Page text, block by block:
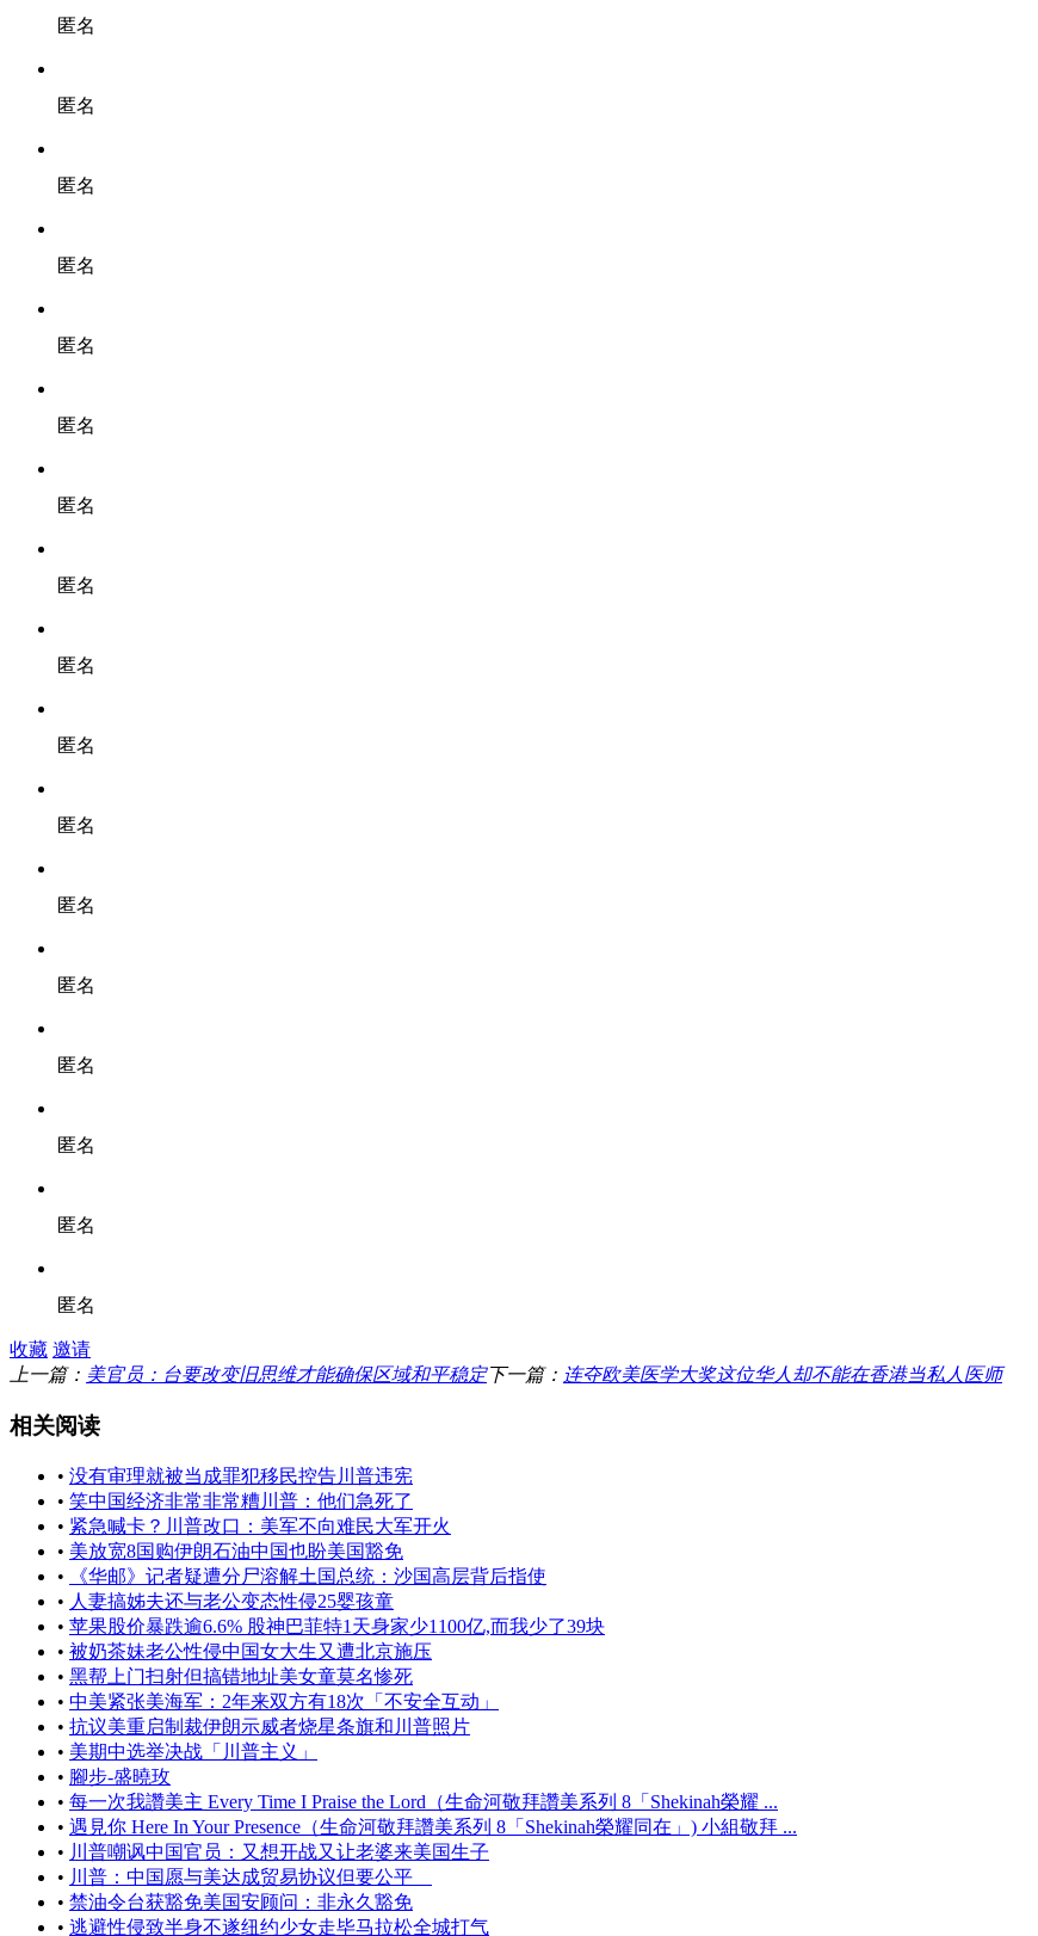
匿名
匿名
匿名
匿名
匿名
匿名
匿名
匿名
匿名
匿名
匿名
匿名
匿名
匿名
匿名
匿名
匿名
收藏 邀请
上一篇： 美官员：台要改变旧思维才能确保区域和平稳定下一篇： 连夺欧美医学大奖这位华人却不能在香港当私人医师
相关阅读
• 没有审理就被当成罪犯移民控告川普违宪
• 笑中国经济非常非常糟川普：他们急死了
• 紧急喊卡？川普改口：美军不向难民大军开火
• 美放宽8国购伊朗石油中国也盼美国豁免
•
《华邮》记者疑遭分尸溶解土国总统：沙国高层背后指使
• 人妻搞姊夫还与老公变态性侵25婴孩童
• 苹果股价暴跌逾6.6% 股神巴菲特1天身家少1100亿,而我少了39块
• 被奶茶妹老公性侵中国女大生又遭北京施压
• 黑帮上门扫射但搞错地址美女童莫名惨死
• 中美紧张美海军：2年来双方有18次「不安全互动」
• 抗议美重启制裁伊朗示威者烧星条旗和川普照片
• 美期中选举决战「川普主义」
• 腳步-盛曉玫
• 每一次我讚美主 Every Time I Praise the Lord（生命河敬拜讚美系列 8「Shekinah榮耀 ...
• 遇見你 Here In Your Presence（生命河敬拜讚美系列 8「Shekinah榮耀同在」) 小組敬拜 ...
• 川普嘲讽中国官员：又想开战又让老婆来美国生子
• 川普：中国愿与美达成贸易协议但要公平
• 禁油令台获豁免美国安顾问：非永久豁免
• 逃避性侵致半身不遂纽约少女走毕马拉松全城打气